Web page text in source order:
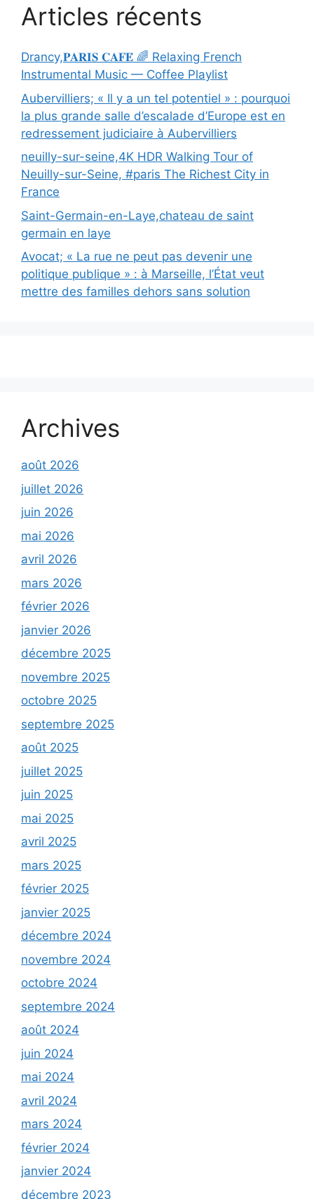
Articles récents
Drancy,𝐏𝐀𝐑𝐈𝐒 𝐂𝐀𝐅𝐄́ 🌈 Relaxing French
Instrumental Music — Coffee Playlist
Aubervilliers; « Il y a un tel potentiel » : pourquoi
la plus grande salle d’escalade d’Europe est en
redressement judiciaire à Aubervilliers
neuilly-sur-seine,4K HDR Walking Tour of
Neuilly-sur-Seine, #paris The Richest City in
France
Saint-Germain-en-Laye,chateau de saint
germain en laye
Avocat; « La rue ne peut pas devenir une
politique publique » : à Marseille, l’État veut
mettre des familles dehors sans solution
Archives
août 2026
juillet 2026
juin 2026
mai 2026
avril 2026
mars 2026
février 2026
janvier 2026
décembre 2025
novembre 2025
octobre 2025
septembre 2025
août 2025
juillet 2025
juin 2025
mai 2025
avril 2025
mars 2025
février 2025
janvier 2025
décembre 2024
novembre 2024
octobre 2024
septembre 2024
août 2024
juin 2024
mai 2024
avril 2024
mars 2024
février 2024
janvier 2024
décembre 2023